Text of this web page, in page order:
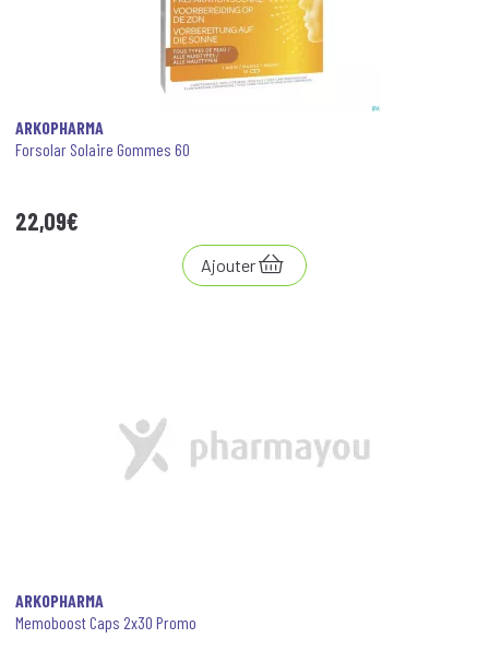
ARKOPHARMA
Forsolar Solaire Gommes 60
22,09€
Ajouter
ARKOPHARMA
Memoboost Caps 2x30 Promo